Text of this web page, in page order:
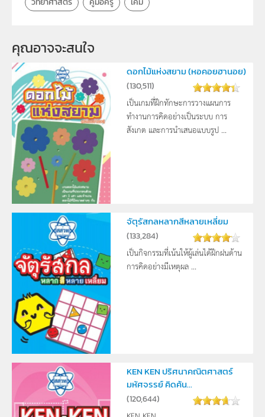
คุณอาจจะสนใจ
ดอกไม้แห่งสยาม (หอคอยฮานอย)
(130,511)
เป็นเกมที่ฝึกทักษะการวางแผนการ
ทำงานการคิดอย่างเป็นระบบ การ
สังเกต และการนำเสนอแบบรูป ...
จัตุรัสกลหลากสีหลายเหลี่ยม
(133,284)
เป็นกิจกรรมที่เน้นให้ผู้เล่นได้ฝึกฝนด้าน
การคิดอย่างมีเหตุผล ...
KEN KEN ปริศนาคณิตศาสตร์
มหัศจรรย์ คิดค้น...
(120,644)